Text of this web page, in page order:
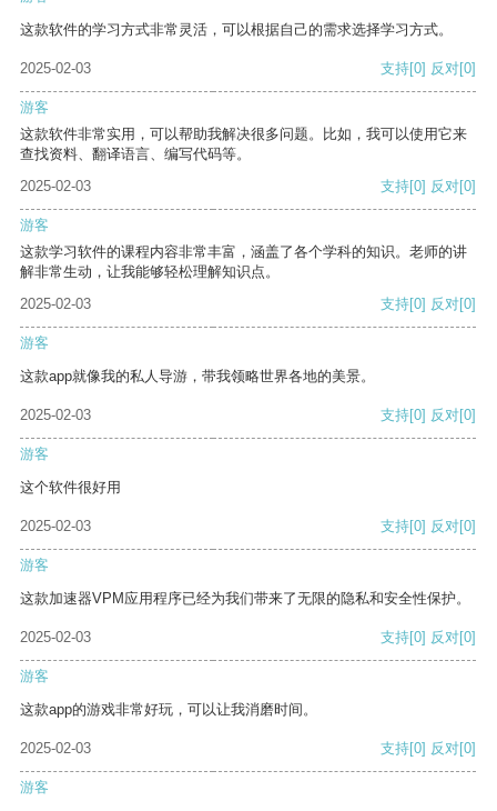
这款软件的学习方式非常灵活，可以根据自己的需求选择学习方式。
2025-02-03 支持[0] 反对[0]
游客
这款软件非常实用，可以帮助我解决很多问题。比如，我可以使用它来
查找资料、翻译语言、编写代码等。
2025-02-03
支持[0] 反对[0]
游客
这款学习软件的课程内容非常丰富，涵盖了各个学科的知识。老师的讲
解非常生动，让我能够轻松理解知识点。
2025-02-03
支持[0] 反对[0]
游客
这款app就像我的私人导游，带我领略世界各地的美景。
2025-02-03 支持[0] 反对[0]
游客
这个软件很好用
2025-02-03 支持[0] 反对[0]
游客
这款加速器VPM应用程序已经为我们带来了无限的隐私和安全性保护。
2025-02-03 支持[0] 反对[0]
游客
这款app的游戏非常好玩，可以让我消磨时间。
2025-02-03 支持[0] 反对[0]
游客